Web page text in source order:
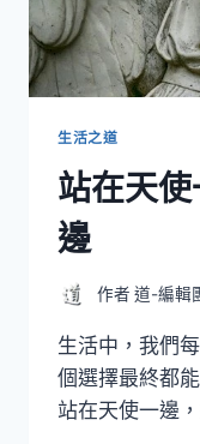
生活之道
站在天
邊
作者 道-編輯
生活中，我們
個選擇最終都
站在天使一邊